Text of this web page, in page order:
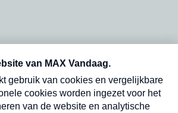
vrijdag- en dinsdagochtend in
Verzend